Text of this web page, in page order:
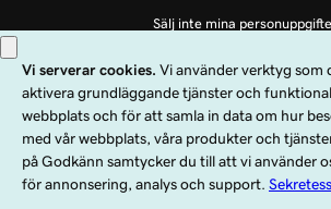
Sälj inte mina
Copyright © 1999 - 2026 GoDaddy Operating
Ordmärket GoDaddy är ett registrerat
Operating Company, LLC i USA och andra länder.
registrerat varumärke som tillhör
Användning av den här webbplatsen omfattas av
använda den här webbplatsen samtycker du till att